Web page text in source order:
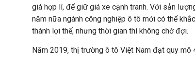
giá hợp lí, để giữ giá xe cạnh tranh. Với sản
năm nữa ngành công nghiệp ô tô mới có thể
thành lợi thế, nhưng thời gian thì không chờ đợi.
Năm 2019, thị trường ô tô Việt Nam đạt quy